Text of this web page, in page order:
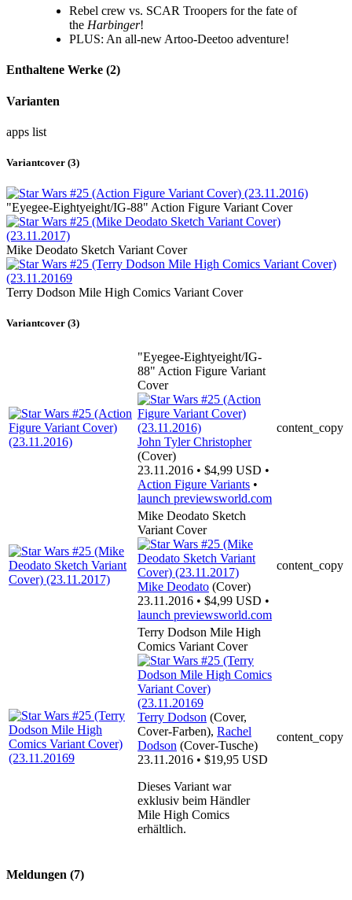
Rebel crew vs. SCAR Troopers for the fate of
the Harbinger!
PLUS: An all-new Artoo-Deetoo adventure!
Enthaltene Werke (2)
Varianten
apps list
Variantcover (3)
"Eyegee-Eightyeight/IG-88" Action Figure Variant Cover
Mike Deodato Sketch Variant Cover
Terry Dodson Mile High Comics Variant Cover
Variantcover (3)
"Eyegee-Eightyeight/IG-
88" Action Figure Variant
Cover
John Tyler Christopher
(Cover)
23.11.2016 • $4,99 USD •
Action Figure Variants •
launch previewsworld.com
content_copy
Mike Deodato Sketch
Variant Cover
Mike Deodato (Cover)
23.11.2016 • $4,99 USD •
launch previewsworld.com
content_copy
Terry Dodson Mile High
Comics Variant Cover
Terry Dodson (Cover,
Cover-Farben), Rachel
Dodson (Cover-Tusche)
23.11.2016 • $19,95 USD
Dieses Variant war
exklusiv beim Händler
Mile High Comics
erhältlich.
content_copy
Meldungen (7)